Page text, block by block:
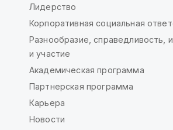
Лидерство
Корпоративная социальная
Разнообразие, справедливость,
и участие
Академическая программа
Партнерская программа
Карьера
Новости